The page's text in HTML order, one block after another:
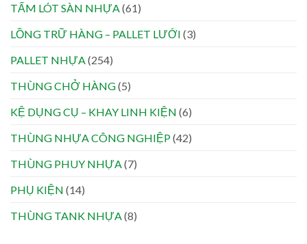
TẤM LÓT SÀN NHỰA (61)
LỒNG TRỮ HÀNG – PALLET LƯỚI (3)
PALLET NHỰA (254)
THÙNG CHỞ HÀNG(5)
KỆ DỤNG CỤ – KHAY LINH KIỆN (6)
THÙNG NHỰA CÔNG NGHIỆP(42)
THÙNG PHUY NHỰA (7)
PHỤ KIỆN (14)
THÙNG TANK NHỰA (8)